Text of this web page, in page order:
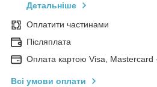
Детальніше
Оплатити частинами
Післяплата
Оплата картою Visa, Mastercard
Всі умови оплати